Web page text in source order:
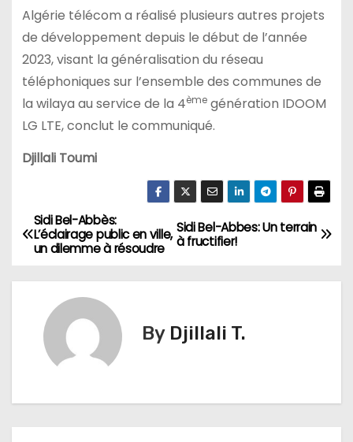
Algérie télécom a réalisé plusieurs autres projets
de développement depuis le début de l’année
2023, visant la généralisation du réseau
téléphoniques sur l’ensemble des communes de
la wilaya au service de la 4èmegénération IDOOM
LG LTE, conclut le communiqué.
Djillali Toumi
N
a
Sidi Bel-Abbes: Un terrain
à fructifier!
Sidi Bel-Abbès:
L’éclairage public en ville,
un dilemme à résoudre
By Djillali T.